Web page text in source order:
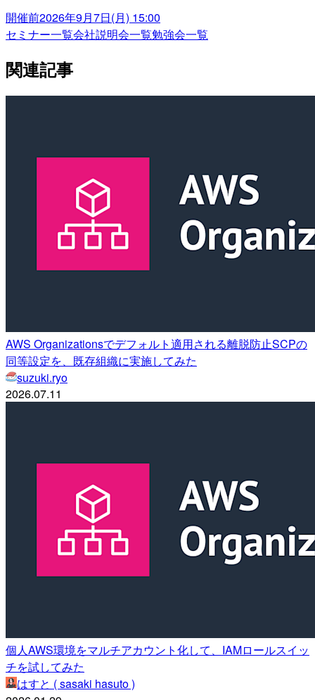
開催前2026年9月7日(月) 15:00
セミナー一覧会社説明会一覧勉強会一覧
関連記事
AWS Organizationsでデフォルト適用される離脱防止SCPの
同等設定を、既存組織に実施してみた
suzuki.ryo
2026.07.11
個人AWS環境をマルチアカウント化して、IAMロールスイッ
チを試してみた
はすと ( sasaki hasuto )